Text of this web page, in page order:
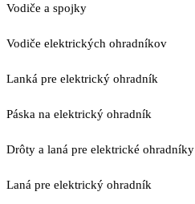
Vodiče a spojky
Vodiče elektrických ohradníkov
Lanká pre elektrický ohradník
Páska na elektrický ohradník
Drôty a laná pre elektrické ohradníky
Laná pre elektrický ohradník